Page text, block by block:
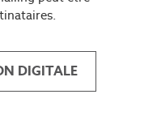
DIGITALE